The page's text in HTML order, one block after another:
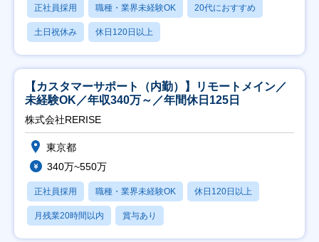
正社員採用 職種・業界未経験OK 20代におすすめ
土日祝休み 休日120日以上
【カスタマーサポート（内勤）】リモートメイン／
未経験OK／年収340万～／年間休日125日
株式会社RERISE
東京都
340万~550万
正社員採用 職種・業界未経験OK 休日120日以上
月残業20時間以内 賞与あり